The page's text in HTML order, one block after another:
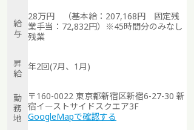
給
与
28万円 （基本給： 207,168円 固定残
業手当：72,832円）※45時間分のみなし
残業
昇
給
年2回(7月、1月)
勤
務
地
〒160-0022 東京都新宿区新宿6-27-30 新
宿イーストサイドスクエア3F
GoogleMapで確認する